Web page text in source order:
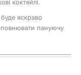
коктейлі.
яскраво
пануючу